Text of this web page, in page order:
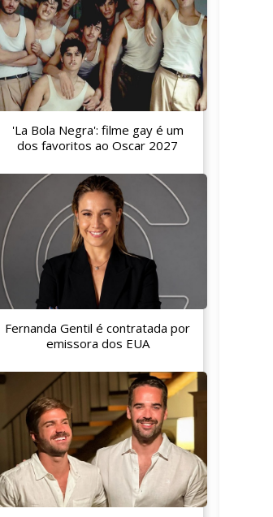
'La Bola Negra': filme gay é um
dos favoritos ao Oscar 2027
Fernanda Gentil é contratada por
emissora dos EUA